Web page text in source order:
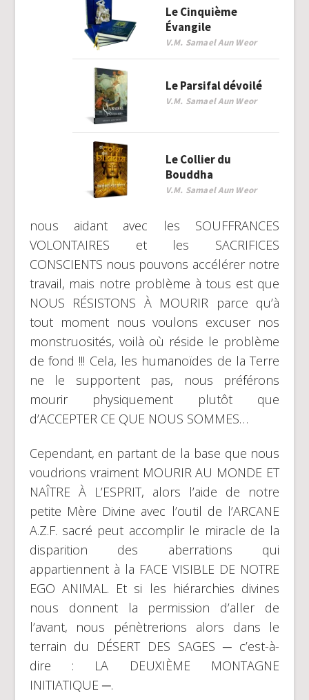
Le Cinquième
Évangile
V.M. Samael Aun Weor
Le Parsifal dévoilé
V.M. Samael Aun Weor
Le Collier du
Bouddha
V.M. Samael Aun Weor
nous aidant avec les SOUFFRANCES
VOLONTAIRES et les SACRIFICES
CONSCIENTS nous pouvons accélérer notre
travail, mais notre problème à tous est que
NOUS RÉSISTONS À MOURIR parce qu’à
tout moment nous voulons excuser nos
monstruosités, voilà où réside le problème
de fond !!! Cela, les humanoïdes de la Terre
ne le supportent pas, nous préférons
mourir physiquement plutôt que
d’ACCEPTER CE QUE NOUS SOMMES…
Cependant, en partant de la base que nous
voudrions vraiment MOURIR AU MONDE ET
NAÎTRE À L’ESPRIT, alors l’aide de notre
petite Mère Divine avec l’outil de l’ARCANE
A.Z.F. sacré peut accomplir le miracle de la
disparition des aberrations qui
appartiennent à la FACE VISIBLE DE NOTRE
EGO ANIMAL. Et si les hiérarchies divines
nous donnent la permission d’aller de
l’avant, nous pénètrerions alors dans le
terrain du DÉSERT DES SAGES ─ c’est-à-
dire : LA DEUXIÈME MONTAGNE
INITIATIQUE ─.